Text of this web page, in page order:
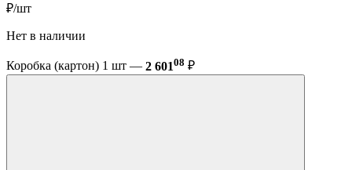
₽/шт
Нет в наличии
Коробка (картон) 1 шт — 2 60108 ₽